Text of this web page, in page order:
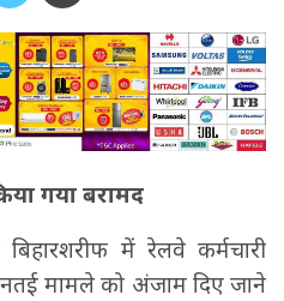
गया बरामद
में रेलवे कर्मचारी
मामले को अंजाम दिए जाने